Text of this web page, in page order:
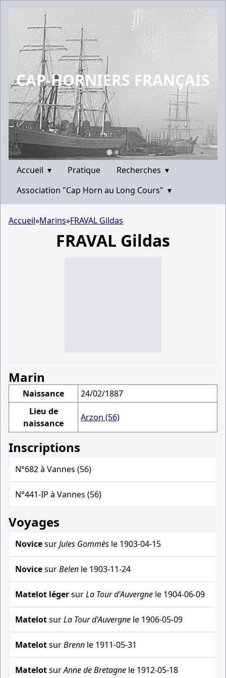
CAP-HORNIERS FRANÇAIS
Accueil ▾ Pratique Recherches ▾
Association "Cap Horn au Long Cours" ▾
Accueil»Marins»FRAVAL Gildas
FRAVAL Gildas
Marin
Naissance
24/02/1887
Lieu de
naissance
Arzon (56)
Inscriptions
N°682 à Vannes (56)
N°441-IP à Vannes (56)
Voyages
NovicesurJules Gommès le 1903-04-15
NovicesurBelen le 1903-11-24
Matelot légersurLa Tour d'Auvergne le 1904-06-09
MatelotsurLa Tour d'Auvergne le 1906-05-09
MatelotsurBrenn le 1911-05-31
MatelotsurAnne de Bretagne le 1912-05-18